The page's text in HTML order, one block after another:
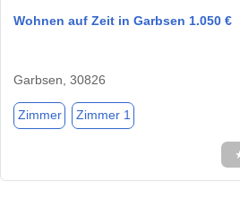
Wohnen auf Zeit in Garbsen 1.050 €
Garbsen, 30826
Zimmer Zimmer 1